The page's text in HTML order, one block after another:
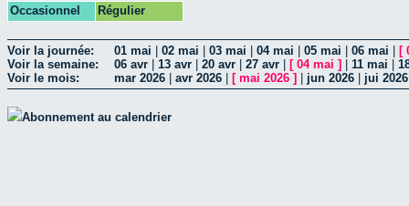
Occasionnel
Régulier
Voir la journée: 01 mai 02 mai 03 mai 04 mai 05 mai 06 mai [
Voir la semaine:
06 avr 13 avr 20 avr 27 avr [ 04 mai ] 11 mai
Voir le mois:
mar 2026 avr 2026 [ mai 2026 ] jun 2026 jui 2026
Abonnement au calendrier